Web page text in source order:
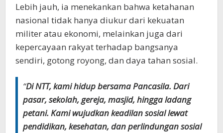
Lebih jauh, ia menekankan bahwa ketahanan
nasional tidak hanya diukur dari kekuatan
militer atau ekonomi, melainkan juga dari
kepercayaan rakyat terhadap bangsanya
sendiri, gotong royong, dan daya tahan sosial.
“Di NTT, kami hidup bersama Pancasila. Dari
pasar, sekolah, gereja, masjid, hingga ladang
petani. Kami wujudkan keadilan sosial lewat
pendidikan, kesehatan, dan perlindungan sosial